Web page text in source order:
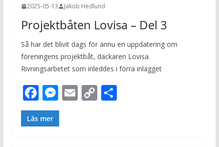
2025-05-13 Jakob Hedlund
Projektbåten Lovisa – Del 3
Så har det blivit dags för ännu en uppdatering om
föreningens projektbåt, däckaren Lovisa.
Rivningsarbetet som inleddes i förra inlägget
F
ac
e
M
e
ss
E C D
Läs mer